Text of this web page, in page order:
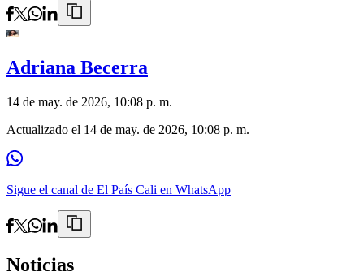
Adriana Becerra
14 de may. de 2026, 10:08 p. m.
Actualizado el 14 de may. de 2026, 10:08 p. m.
Sigue el canal de El País Cali en WhatsApp
Noticias